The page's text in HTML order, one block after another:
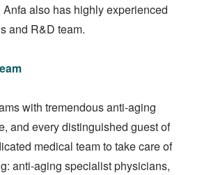
Anfa also has highly experienced
and R&D team.
with tremendous anti-aging
and every distinguished guest of
medical team to take care of
anti-aging specialist physicians,